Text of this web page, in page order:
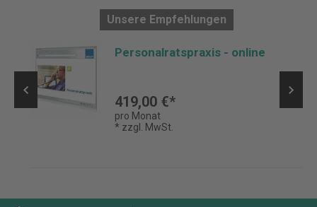
Unsere Empfehlungen
Personalratspraxis - online
419,00 €*
pro Monat
* zzgl. MwSt.